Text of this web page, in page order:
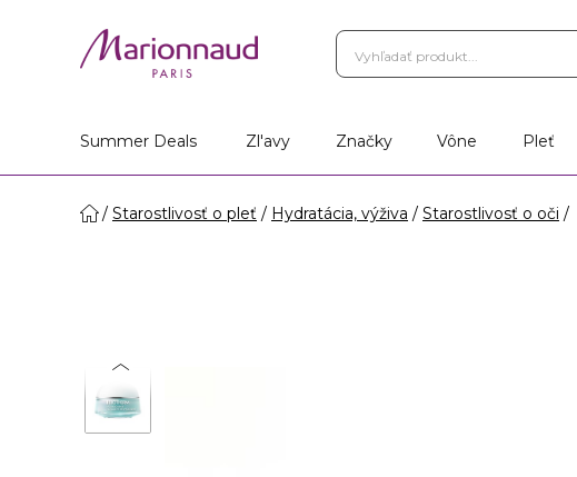
Summer Deals Zl'avy Značky Vône Pleť
Starostlivosť o pleť Hydratácia, výživa Starostlivosť o oči